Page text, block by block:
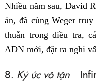
Nhiều năm sau, David
án, đã cùng Weger
thuẫn trong điều tra,
ADN mới, đặt ra nghi
8. Ký ức vô tận–